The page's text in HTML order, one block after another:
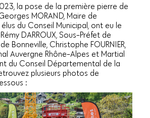
la pose de la première pierre de
MORAND, Maire de
du Conseil Municipal, ont eu le
DARROUX, Sous-Préfet de
Bonneville, Christophe FOURNIER,
Auvergne Rhône-Alpes et Martial
du Conseil Départemental de la
plusieurs photos de
: